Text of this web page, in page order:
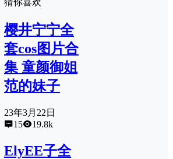
猜你喜欢
樱井宁宁全
套cos图片合
集 童颜御姐
范的妹子
23年3月22日
15
19.8k
ElyEE子全